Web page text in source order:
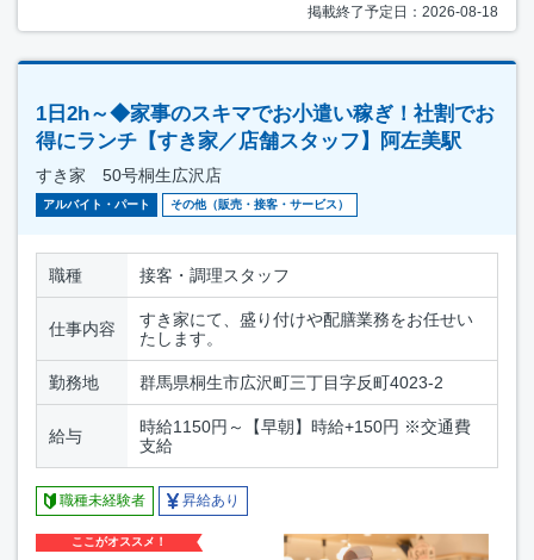
掲載終了予定日：2026-08-18
1日2h～◆家事のスキマでお小遣い稼ぎ！社割でお
得にランチ【すき家／店舗スタッフ】阿左美駅
すき家 50号桐生広沢店
アルバイト・パート その他（販売・接客・サービス）
職種 接客・調理スタッフ
仕事内容
すき家にて、盛り付けや配膳業務をお任せい
たします。
勤務地 群馬県桐生市広沢町三丁目字反町4023-2
給与
時給1150円～【早朝】時給+150円 ※交通費
支給
職種未経験者 昇給あり
ここがオススメ！